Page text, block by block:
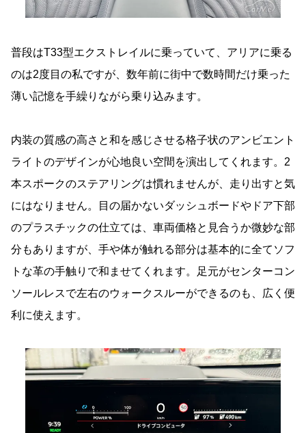
普段はT33型エクストレイルに乗っていて、アリアに乗る
のは2度目の私ですが、数年前に街中で数時間だけ乗った
薄い記憶を手繰りながら乗り込みます。
内装の質感の高さと和を感じさせる格子状のアンビエント
ライトのデザインが心地良い空間を演出してくれます。2
本スポークのステアリングは慣れませんが、走り出すと気
にはなりません。目の届かないダッシュボードやドア下部
のプラスチックの仕立ては、車両価格と見合うか微妙な部
分もありますが、手や体が触れる部分は基本的に全てソフ
トな革の手触りで和ませてくれます。足元がセンターコン
ソールレスで左右のウォークスルーができるのも、広く便
利に使えます。